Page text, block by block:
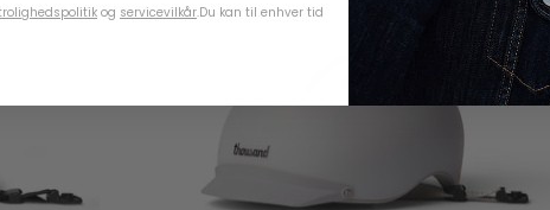
og servicevilkår.Du kan til enhver tid